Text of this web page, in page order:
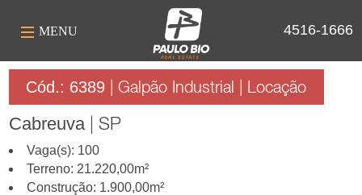
4516-1666
MENU
Cód.: 6389 | Galpão Industrial | Locação
Cabreuva | SP
Vaga(s): 100
Terreno: 21.220,00m²
Construção: 1.900,00m²